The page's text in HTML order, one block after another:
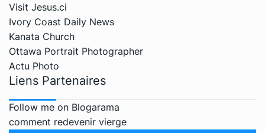
Visit Jesus.ci
Ivory Coast Daily News
Kanata Church
Ottawa Portrait Photographer
Actu Photo
Liens Partenaires
Follow me on Blogarama
comment redevenir vierge